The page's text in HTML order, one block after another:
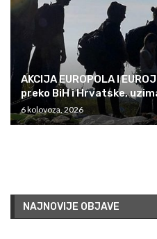
AKCIJA EUROPOLA I
preko BiH i Hrvatske,
6 kolovoza, 2026
NAJNOVIJE OBJAVE